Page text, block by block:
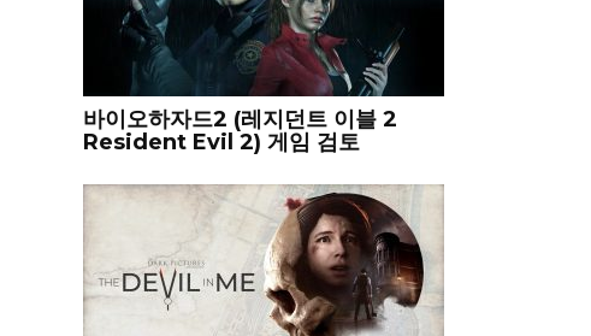
바이오하자드2 (레지던트 이블 2
Resident Evil 2) 게임 검토